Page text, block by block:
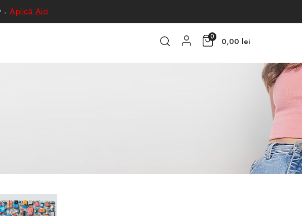
-Aplică Aici
0 0,00 lei